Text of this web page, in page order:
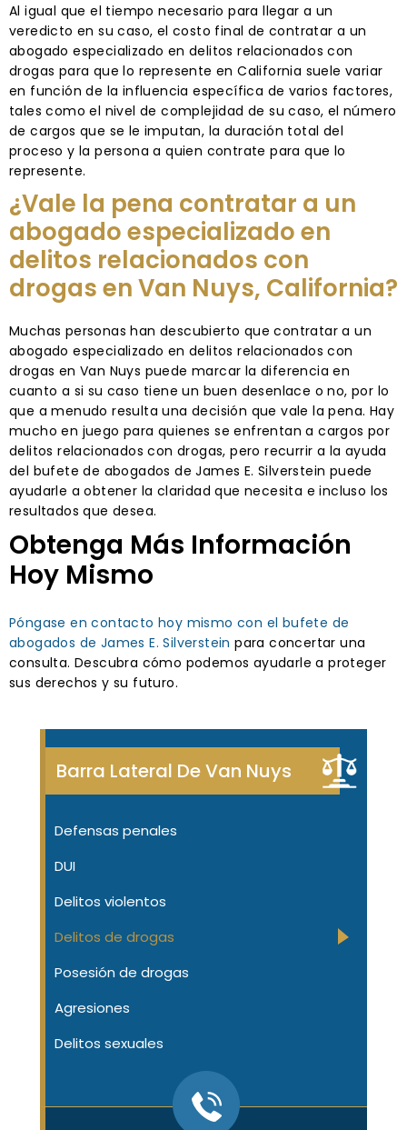
Al igual que el tiempo necesario para llegar a un
veredicto en su caso, el costo final de contratar a un
abogado especializado en delitos relacionados con
drogas para que lo represente en California suele variar
en función de la influencia específica de varios factores,
tales como el nivel de complejidad de su caso, el número
de cargos que se le imputan, la duración total del
proceso y la persona a quien contrate para que lo
represente.
¿Vale la pena contratar a un
abogado especializado en
delitos relacionados con
drogas en Van Nuys, California?
Muchas personas han descubierto que contratar a un
abogado especializado en delitos relacionados con
drogas en Van Nuys puede marcar la diferencia en
cuanto a si su caso tiene un buen desenlace o no, por lo
que a menudo resulta una decisión que vale la pena. Hay
mucho en juego para quienes se enfrentan a cargos por
delitos relacionados con drogas, pero recurrir a la ayuda
del bufete de abogados de James E. Silverstein puede
ayudarle a obtener la claridad que necesita e incluso los
resultados que desea.
Obtenga Más Información
Hoy Mismo
Póngase en contacto hoy mismo con el bufete de
abogados de James E. Silverstein para concertar una
consulta. Descubra cómo podemos ayudarle a proteger
sus derechos y su futuro.
Barra Lateral De Van Nuys
Defensas penales
DUI
Delitos violentos
Delitos de drogas
Posesión de drogas
Agresiones
Delitos sexuales